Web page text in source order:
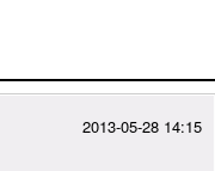
2013-05-28 14:15